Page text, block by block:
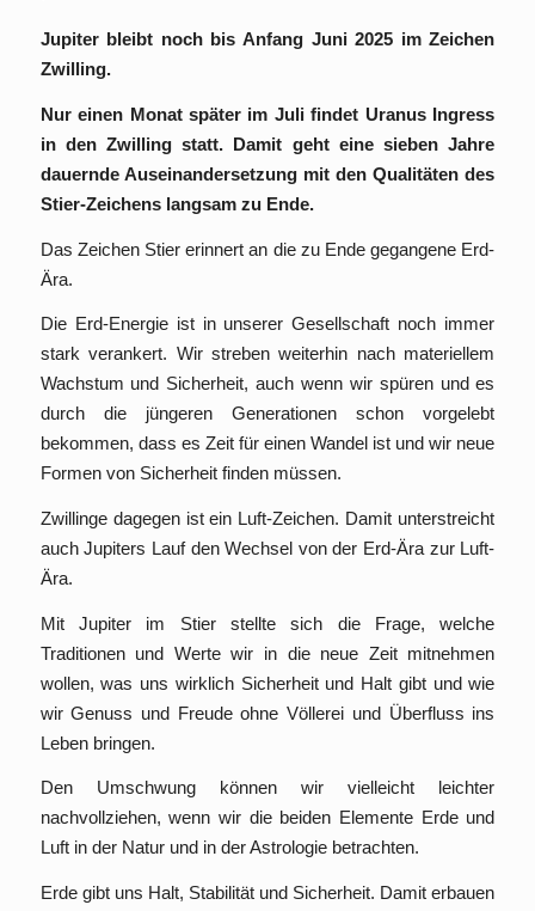
Jupiter bleibt noch bis Anfang Juni 2025 im Zeichen
Zwilling.
Nur einen Monat später im Juli findet Uranus Ingress
in den Zwilling statt. Damit geht eine sieben Jahre
dauernde Auseinandersetzung mit den Qualitäten des
Stier-Zeichens langsam zu Ende.
Das Zeichen Stier erinnert an die zu Ende gegangene Erd-
Ära.
Die Erd-Energie ist in unserer Gesellschaft noch immer
stark verankert. Wir streben weiterhin nach materiellem
Wachstum und Sicherheit, auch wenn wir spüren und es
durch die jüngeren Generationen schon vorgelebt
bekommen, dass es Zeit für einen Wandel ist und wir neue
Formen von Sicherheit finden müssen.
Zwillinge dagegen ist ein Luft-Zeichen. Damit unterstreicht
auch Jupiters Lauf den Wechsel von der Erd-Ära zur Luft-
Ära.
Mit Jupiter im Stier stellte sich die Frage, welche
Traditionen und Werte wir in die neue Zeit mitnehmen
wollen, was uns wirklich Sicherheit und Halt gibt und wie
wir Genuss und Freude ohne Völlerei und Überfluss ins
Leben bringen.
Den Umschwung können wir vielleicht leichter
nachvollziehen, wenn wir die beiden Elemente Erde und
Luft in der Natur und in der Astrologie betrachten.
Erde gibt uns Halt, Stabilität und Sicherheit. Damit erbauen